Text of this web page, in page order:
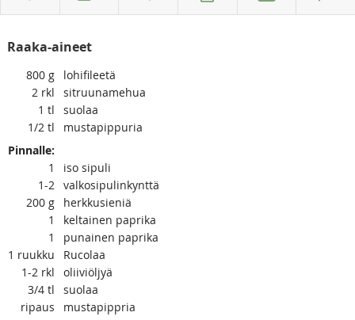
Raaka-aineet
800 g
lohifileetä
2 rkl
sitruunamehua
1 tl
suolaa
1/2 tl
mustapippuria
Pinnalle:
1
iso sipuli
1-2 valkosipulinkynttä
200 g
herkkusieniä
1
keltainen paprika
1
punainen paprika
1 ruukku
Rucolaa
1-2 rkl
oliiviöljyä
3/4 tl
suolaa
ripaus
mustapippria